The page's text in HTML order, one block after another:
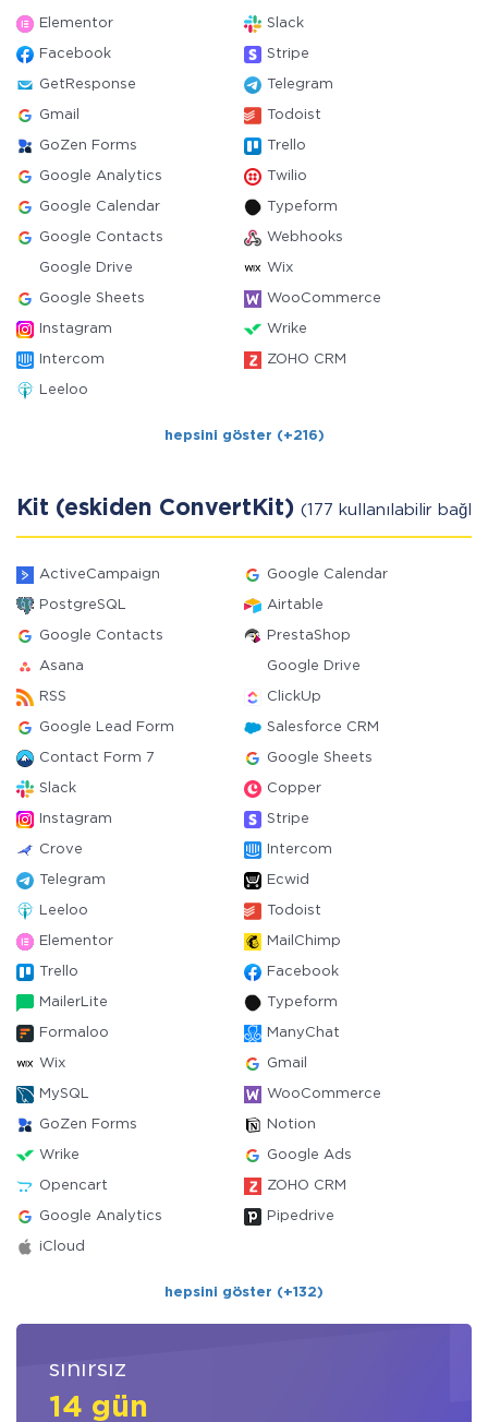
Elementor Slack
Facebook Stripe
GetResponse Telegram
Gmail Todoist
GoZen Forms Trello
Google Analytics Twilio
Google Calendar Typeform
Google Contacts Webhooks
Google Drive Wix
Google Sheets WooCommerce
Instagram Wrike
Intercom ZOHO CRM
Leeloo
hepsini göster (+216)
Kit (eskiden ConvertKit) (177 kullanılabilir
ActiveCampaign Google Calendar
PostgreSQL Airtable
Google Contacts PrestaShop
Asana Google Drive
RSS ClickUp
Google Lead Form Salesforce CRM
Contact Form 7 Google Sheets
Slack Copper
Instagram Stripe
Crove Intercom
Telegram Ecwid
Leeloo Todoist
Elementor MailChimp
Trello Facebook
MailerLite Typeform
Formaloo ManyChat
Wix Gmail
MySQL WooCommerce
GoZen Forms Notion
Wrike Google Ads
Opencart ZOHO CRM
Google Analytics Pipedrive
iCloud
hepsini göster (+132)
sınırsız
14 gün